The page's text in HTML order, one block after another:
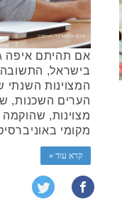
אם תהיתם איפה
בישראל, התשובה
המצוינות השנתי
הערים השכנות,
מצוינות, שהוקמה
מקומי
קרא עוד »